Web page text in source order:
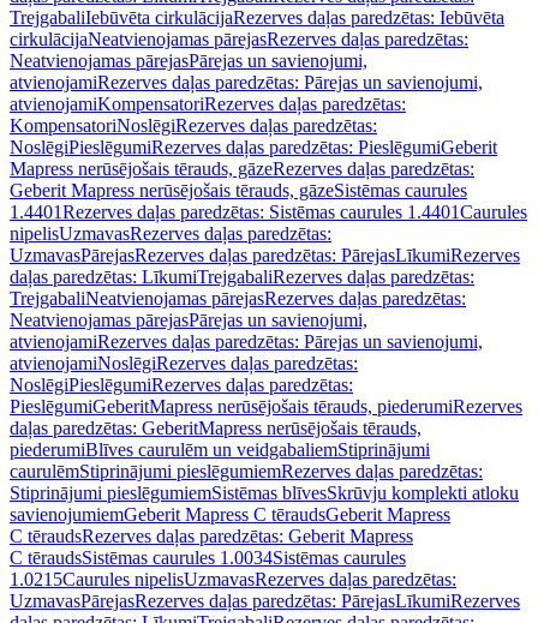
TrejgabaliIebūvēta cirkulācijaRezerves daļas paredzētas: Iebūvēta
cirkulācijaNeatvienojamas pārejasRezerves daļas paredzētas:
Neatvienojamas pārejasPārejas un savienojumi,
atvienojamiRezerves daļas paredzētas: Pārejas un savienojumi,
atvienojamiKompensatoriRezerves daļas paredzētas:
KompensatoriNoslēgiRezerves daļas paredzētas:
NoslēgiPieslēgumiRezerves daļas paredzētas: PieslēgumiGeberit
Mapress nerūsējošais tērauds, gāzeRezerves daļas paredzētas:
Geberit Mapress nerūsējošais tērauds, gāzeSistēmas caurules
1.4401Rezerves daļas paredzētas: Sistēmas caurules 1.4401Caurules
nipelisUzmavasRezerves daļas paredzētas:
UzmavasPārejasRezerves daļas paredzētas: PārejasLīkumiRezerves
daļas paredzētas: LīkumiTrejgabaliRezerves daļas paredzētas:
TrejgabaliNeatvienojamas pārejasRezerves daļas paredzētas:
Neatvienojamas pārejasPārejas un savienojumi,
atvienojamiRezerves daļas paredzētas: Pārejas un savienojumi,
atvienojamiNoslēgiRezerves daļas paredzētas:
NoslēgiPieslēgumiRezerves daļas paredzētas:
PieslēgumiGeberitMapress nerūsējošais tērauds, piederumiRezerves
daļas paredzētas: GeberitMapress nerūsējošais tērauds,
piederumiBlīves caurulēm un veidgabaliemStiprinājumi
caurulēmStiprinājumi pieslēgumiemRezerves daļas paredzētas:
Stiprinājumi pieslēgumiemSistēmas blīvesSkrūvju komplekti atloku
savienojumiemGeberit Mapress C tēraudsGeberit Mapress
C tēraudsRezerves daļas paredzētas: Geberit Mapress
C tēraudsSistēmas caurules 1.0034Sistēmas caurules
1.0215Caurules nipelisUzmavasRezerves daļas paredzētas:
UzmavasPārejasRezerves daļas paredzētas: PārejasLīkumiRezerves